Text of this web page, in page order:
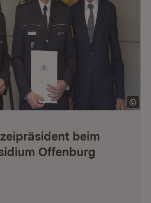
beim
Offenburg